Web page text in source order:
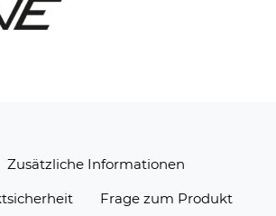
Zusätzliche Informationen
Frage zum Produkt